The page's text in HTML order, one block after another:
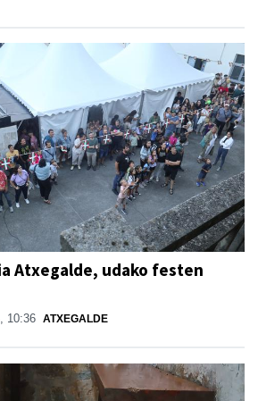
Atxegalde, udako festen
10:36 ATXEGALDE